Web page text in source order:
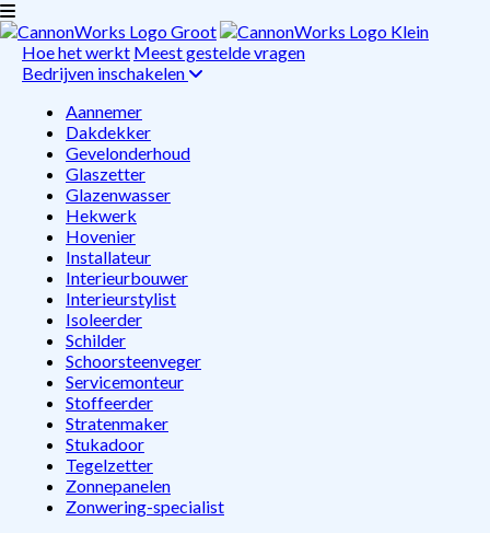
Hoe het werkt Meest gestelde vragen
Bedrijven inschakelen
Aannemer
Dakdekker
Gevelonderhoud
Glaszetter
Glazenwasser
Hekwerk
Hovenier
Installateur
Interieurbouwer
Interieurstylist
Isoleerder
Schilder
Schoorsteenveger
Servicemonteur
Stoffeerder
Stratenmaker
Stukadoor
Tegelzetter
Zonnepanelen
Zonwering-specialist